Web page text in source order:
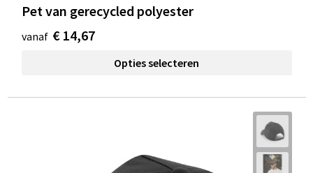
Pet van gerecycled polyester
vanaf € 14,67
Opties selecteren